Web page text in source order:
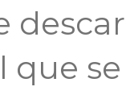
que